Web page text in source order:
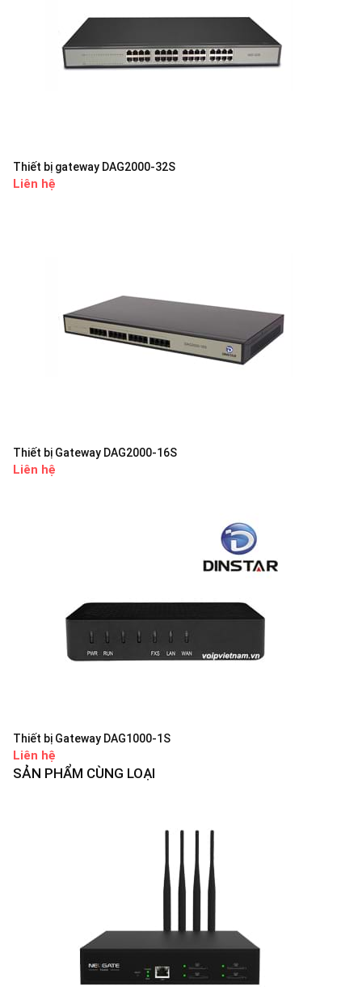
Thiết bị gateway DAG2000-32S
Liên hệ
Thiết bị Gateway DAG2000-16S
Liên hệ
Thiết bị Gateway DAG1000-1S
Liên hệ
SẢN PHẨM CÙNG LOẠI